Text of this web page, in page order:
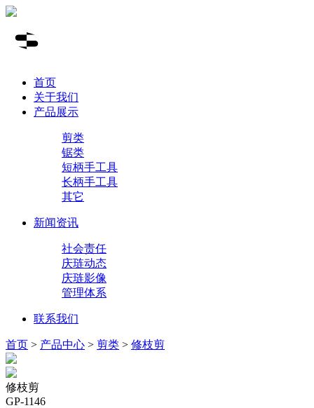
首页
关于我们
产品展示
剪类
锯类
短柄手工具
长柄手工具
其它
新闻资讯
社会责任
庆琏动态
庆琏影像
管理体系
联系我们
首页 > 产品中心 > 剪类 > 修枝剪
修枝剪
GP-1146